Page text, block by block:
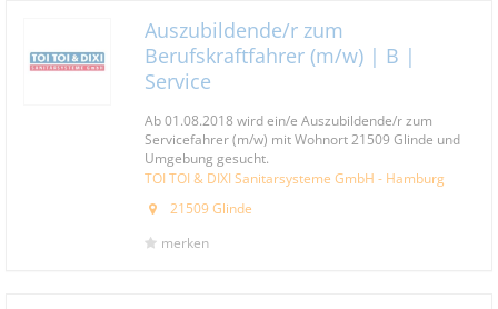
Auszubildende/r zum
Berufskraftfahrer (m/w) | B |
Service
Ab 01.08.2018 wird ein/e Auszubildende/r zum
Servicefahrer (m/w) mit Wohnort 21509 Glinde und
Umgebung gesucht.
TOI TOI & DIXI Sanitarsysteme GmbH - Hamburg
21509 Glinde
merken